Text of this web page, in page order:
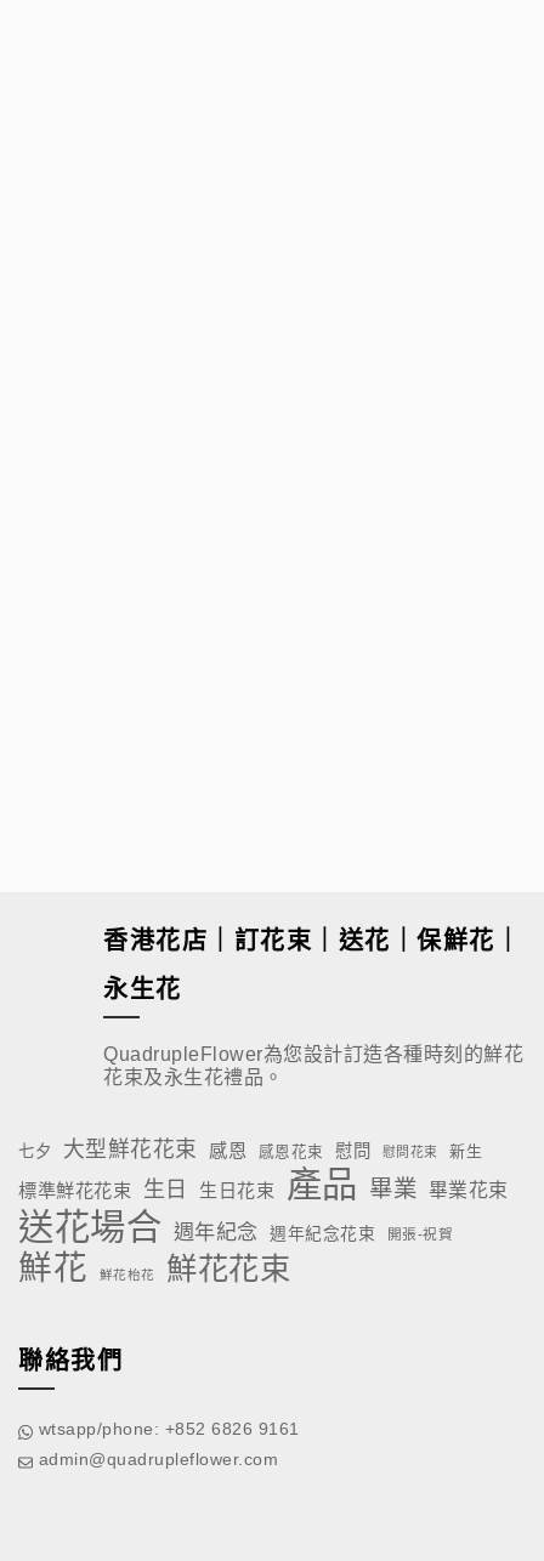
香港花店｜訂花束｜送花｜保鮮花｜
永生花
QuadrupleFlower為您設計訂造各種時刻的鮮花
花束及永生花禮品。
七夕 大型鮮花花束 感恩 感恩花束 慰問 慰問花束 新生
標準鮮花花束 生日 生日花束 產品 畢業 畢業花束
送花場合 週年紀念 週年紀念花束 開張-祝賀
鮮花 鮮花枱花 鮮花花束
聯絡我們
wtsapp/phone: +852 6826 9161
admin@quadrupleflower.com